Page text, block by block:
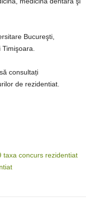
Bucureşti,
consultați
de rezidentiat.
taxa concurs rezidentiat